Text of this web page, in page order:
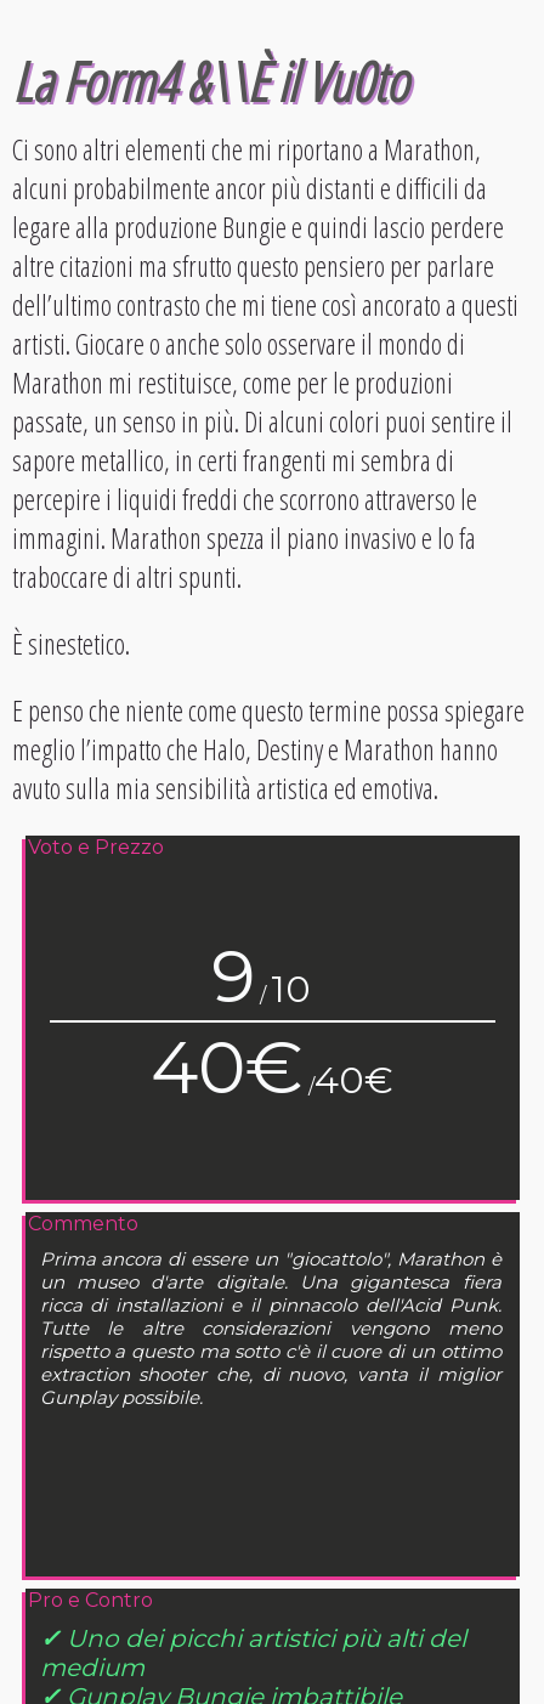
La Form4 &\\È il Vu0to
Ci sono altri elementi che mi riportano a Marathon,
alcuni probabilmente ancor più distanti e difficili da
legare alla produzione Bungie e quindi lascio perdere
altre citazioni ma sfrutto questo pensiero per parlare
dell’ultimo contrasto che mi tiene così ancorato a questi
artisti. Giocare o anche solo osservare il mondo di
Marathon mi restituisce, come per le produzioni
passate, un senso in più. Di alcuni colori puoi sentire il
sapore metallico, in certi frangenti mi sembra di
percepire i liquidi freddi che scorrono attraverso le
immagini. Marathon spezza il piano invasivo e lo fa
traboccare di altri spunti.
È sinestetico.
E penso che niente come questo termine possa spiegare
meglio l’impatto che Halo, Destiny e Marathon hanno
avuto sulla mia sensibilità artistica ed emotiva.
Voto e Prezzo
9 / 10
40€ /40€
Commento
Prima ancora di essere un "giocattolo", Marathon è
un museo d'arte digitale. Una gigantesca fiera
ricca di installazioni e il pinnacolo dell'Acid Punk.
Tutte le altre considerazioni vengono meno
rispetto a questo ma sotto c'è il cuore di un ottimo
extraction shooter che, di nuovo, vanta il miglior
Gunplay possibile.
Pro e Contro
✓ Uno dei picchi artistici più alti del
medium
✓ Gunplay Bungie imbattibile